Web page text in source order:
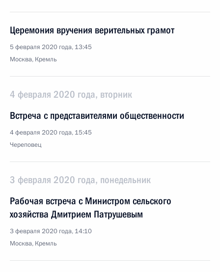
Церемония вручения верительных грамот
5 февраля 2020 года, 13:45
Москва, Кремль
4 февраля 2020 года, вторник
Встреча с представителями общественности
4 февраля 2020 года, 15:45
Череповец
3 февраля 2020 года, понедельник
Рабочая встреча с Министром сельского
хозяйства Дмитрием Патрушевым
3 февраля 2020 года, 14:10
Москва, Кремль